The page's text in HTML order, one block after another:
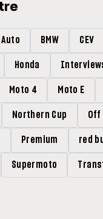
Auto BMW CEV
Honda
Moto 4 Moto E
Northern Cup Off
Premium red
Supermoto